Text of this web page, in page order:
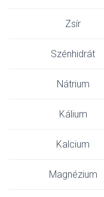
Zsír
Szénhidrát
Nátrium
Kálium
Kalcium
Magnézium